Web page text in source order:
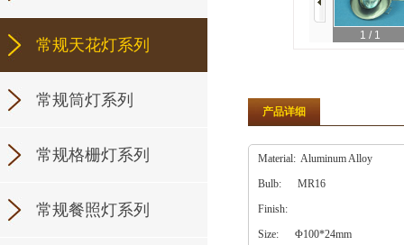
常规天花灯系列
常规筒灯系列
常规格栅灯系列
常规餐照灯系列
1 / 1
产品详细
Material: Aluminum Alloy
Bulb: MR16
Finish:
Size: Φ100*24mm